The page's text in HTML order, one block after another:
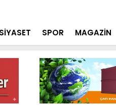
SİYASET SPOR MAGAZİN